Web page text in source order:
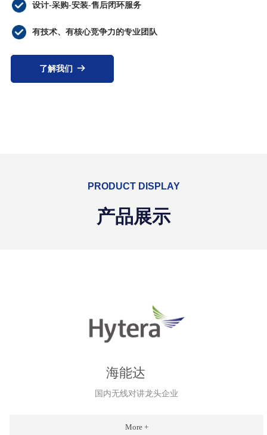
了解我们 뀠
设计-采购-安装-售后闭环服务
有技术、有核心竞争力的专业团队
产品展示
PRODUCT DISPLAY
国内无线对讲龙头企业
More +
海能达